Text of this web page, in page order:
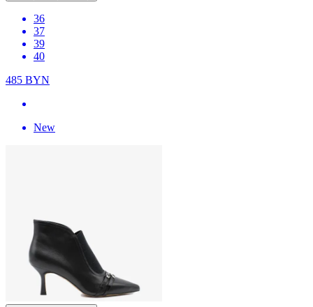
36
37
39
40
485 BYN
New